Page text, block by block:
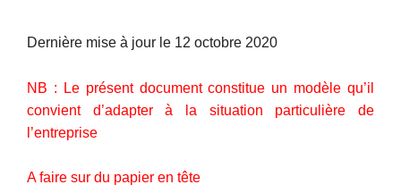
Dernière mise à jour le 12 octobre 2020
NB : Le présent document constitue un modèle qu’il
convient d’adapter à la situation particulière de
l’entreprise
A faire sur du papier en tête